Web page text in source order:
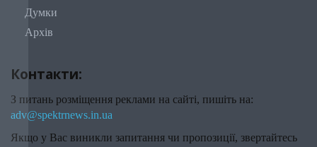
Думки
Архів
Контакти:
З питань розміщення реклами на сайті, пишіть на:
adv@spektrnews.in.ua
Якщо у Вас виникли запитання чи пропозиції, звертайтесь